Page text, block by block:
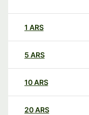
1 ARS
5 ARS
10ARS
20ARS